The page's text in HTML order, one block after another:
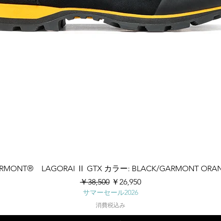
クイックビュー
LAGORAI Ⅱ GTX カラー: BLACK/GARMONT
通常価格
￥38,500 セール価格
￥26,950
サマーセール2026
消費税込み